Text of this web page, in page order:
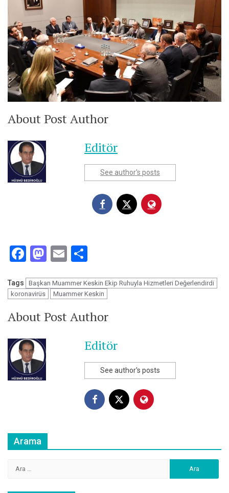
About Post Author
Editör
See author's posts
Facebook
Mastodon
Email
Tags
Başkan Muammer Keskin Ekip Ruhuyla Hizmetleri Değerlendirdi
koronavirüs
Muammer Keskin
About Post Author
Editör
See author's posts
Arama